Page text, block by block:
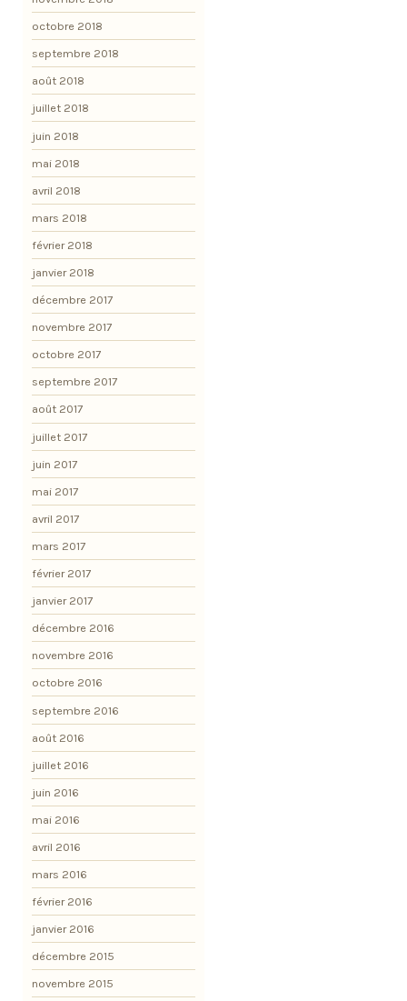
octobre 2018
septembre 2018
août 2018
juillet 2018
juin 2018
mai 2018
avril 2018
mars 2018
février 2018
janvier 2018
décembre 2017
novembre 2017
octobre 2017
septembre 2017
août 2017
juillet 2017
juin 2017
mai 2017
avril 2017
mars 2017
février 2017
janvier 2017
décembre 2016
novembre 2016
octobre 2016
septembre 2016
août 2016
juillet 2016
juin 2016
mai 2016
avril 2016
mars 2016
février 2016
janvier 2016
décembre 2015
novembre 2015